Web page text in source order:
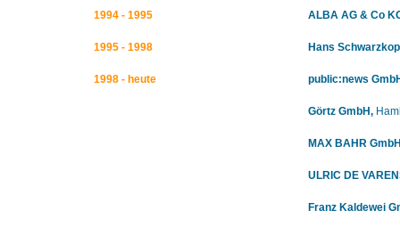
1994 - 1995 ALBA AG & Co
1995 - 1998 Hans
1998 - heute public:news
Görtz GmbH,
MAX BAHR
ULRIC DE
Franz Kaldewei